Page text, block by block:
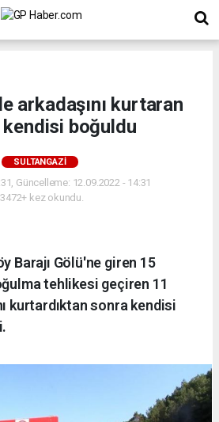
arkadaşını kurtaran
boğuldu
SULTANGAZI
Güncelleme: 12.09.2022 - 14:31
3472+ kez okundu.
Barajı Gölü'ne giren 15
tehlikesi geçiren 11
kurtardıktan sonra kendisi